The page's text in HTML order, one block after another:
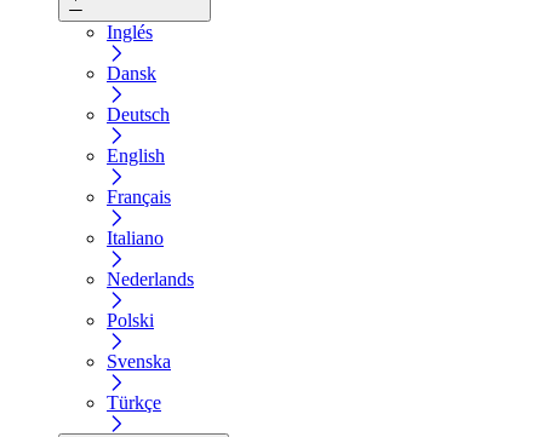
Inglés
Dansk
Deutsch
English
Français
Italiano
Nederlands
Polski
Svenska
Türkçe